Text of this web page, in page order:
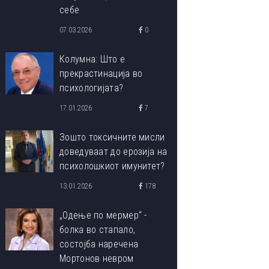
себе
07.03.2026 0
Колумна: Што е
прекрастинација во
психологијата?
17.01.2026 7
Зошто токсичните мисли
доведуваат до ерозија на
психолошкиот имунитет?
13.01.2026 178
„Одење по мермер“ -
болка во стапало,
состојба наречена
Мортонов невром